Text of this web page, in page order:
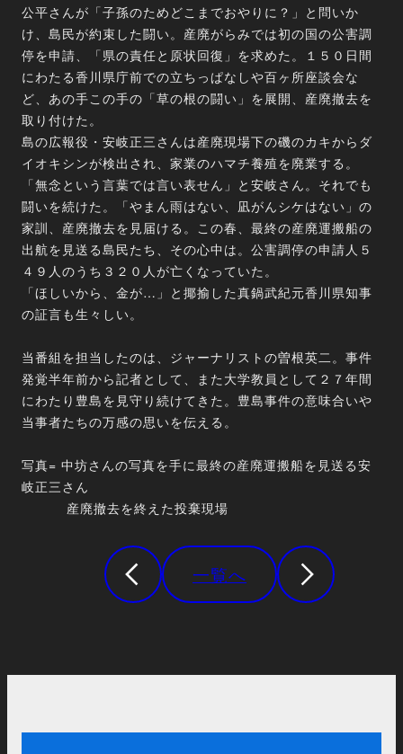
公平さんが「子孫のためどこまでおやりに？」と問いか
け、島民が約束した闘い。産廃がらみでは初の国の公害調
停を申請、「県の責任と原状回復」を求めた。１５０日間
にわたる香川県庁前での立ちっぱなしや百ヶ所座談会な
ど、あの手この手の「草の根の闘い」を展開、産廃撤去を
取り付けた。
島の広報役・安岐正三さんは産廃現場下の磯のカキからダ
イオキシンが検出され、家業のハマチ養殖を廃業する。
「無念という言葉では言い表せん」と安岐さん。それでも
闘いを続けた。「やまん雨はない、凪がんシケはない」の
家訓、産廃撤去を見届ける。この春、最終の産廃運搬船の
出航を見送る島民たち、その心中は。公害調停の申請人５
４９人のうち３２０人が亡くなっていた。
「ほしいから、金が…」と揶揄した真鍋武紀元香川県知事
の証言も生々しい。
当番組を担当したのは、ジャーナリストの曽根英二。事件
発覚半年前から記者として、また大学教員として２７年間
にわたり豊島を見守り続けてきた。豊島事件の意味合いや
当事者たちの万感の思いを伝える。
写真= 中坊さんの写真を手に最終の産廃運搬船を見送る安
岐正三さん
産廃撤去を終えた投棄現場
一覧へ